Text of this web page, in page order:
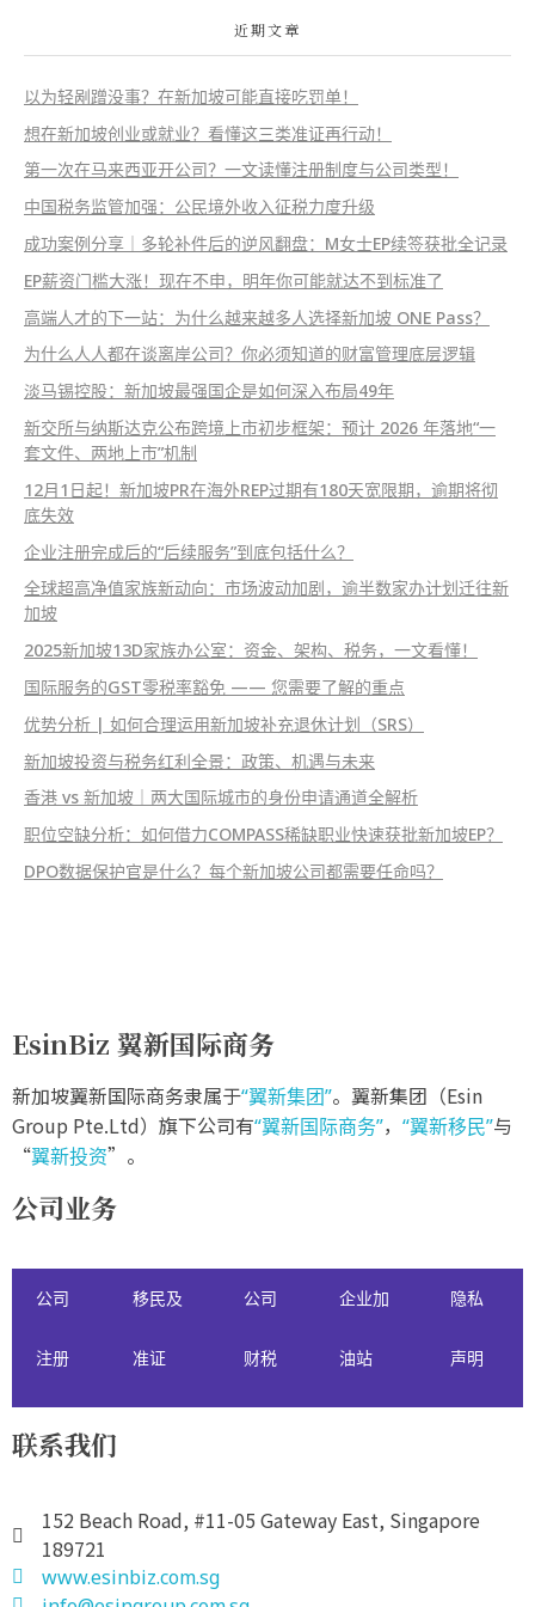
近期文章
以为轻剐蹭没事？在新加坡可能直接吃罚单！
想在新加坡创业或就业？看懂这三类准证再行动！
第一次在马来西亚开公司？一文读懂注册制度与公司类型！
中国税务监管加强：公民境外收入征税力度升级
成功案例分享｜多轮补件后的逆风翻盘：M女士EP续签获批全记录
EP薪资门槛大涨！现在不申，明年你可能就达不到标准了
高端人才的下一站：为什么越来越多人选择新加坡 ONE Pass？
为什么人人都在谈离岸公司？你必须知道的财富管理底层逻辑
淡马锡控股：新加坡最强国企是如何深入布局49年
新交所与纳斯达克公布跨境上市初步框架：预计 2026 年落地“一
套文件、两地上市”机制
12月1日起！新加坡PR在海外REP过期有180天宽限期，逾期将彻
底失效
企业注册完成后的“后续服务”到底包括什么？
全球超高净值家族新动向：市场波动加剧，逾半数家办计划迁往新
加坡
2025新加坡13D家族办公室：资金、架构、税务，一文看懂！
国际服务的GST零税率豁免 —— 您需要了解的重点
优势分析 | 如何合理运用新加坡补充退休计划（SRS）
新加坡投资与税务红利全景：政策、机遇与未来
香港 vs 新加坡｜两大国际城市的身份申请通道全解析
职位空缺分析：如何借力COMPASS稀缺职业快速获批新加坡EP？
DPO数据保护官是什么？每个新加坡公司都需要任命吗？
EsinBiz 翼新国际商务
新加坡翼新国际商务隶属于“翼新集团”。翼新集团（Esin
Group Pte.Ltd）旗下公司有“翼新国际商务”， “翼新移民”与
“翼新投资”。
公司业务
公司
注册
移民及
准证
公司
财税
企业加
油站
隐私
声明
联系我们
152 Beach Road, #11-05 Gateway East, Singapore
189721
www.esinbiz.com.sg